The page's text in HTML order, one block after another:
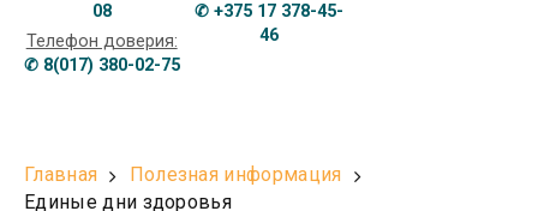
08
Телефон доверия:
✆ 8(017) 380-02-75
✆ +375 17 378-45-
46
Главная
Полезная информация
Единые дни здоровья